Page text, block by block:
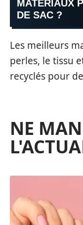
MATÉRIAUX
DE SAC ?
Les meilleurs
perles, le tissu
recyclés pour
NE